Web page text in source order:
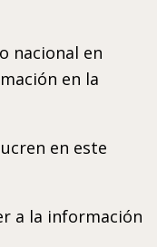
nacional en
en la
en este
a la información